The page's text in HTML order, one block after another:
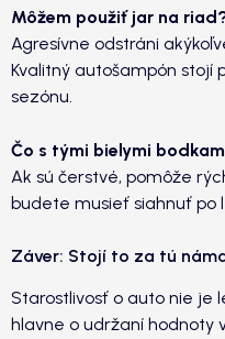
Môžem použiť jar na
Agresívne odstráni
Kvalitný autošampón stojí
sezónu.
Čo s tými bielymi
Ak sú čerstvé, pomôže
budete musieť siahnuť po
Záver: Stojí to za tú
Starostlivosť o auto nie je
hlavne o udržaní hodnoty